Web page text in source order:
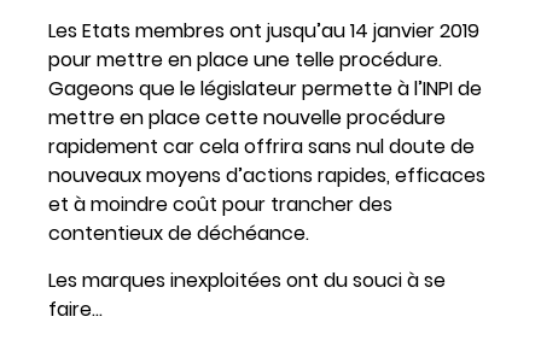
Les Etats membres ont jusqu’au 14 janvier 2019
pour mettre en place une telle procédure.
Gageons que le législateur permette à l’INPI de
mettre en place cette nouvelle procédure
rapidement car cela offrira sans nul doute de
nouveaux moyens d’actions rapides, efficaces
et à moindre coût pour trancher des
contentieux de déchéance.
Les marques inexploitées ont du souci à se
faire…